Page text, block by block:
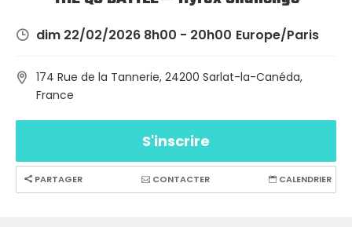
Codes
Promo dim 22/02/2026 8h00 - 20h00 Europe/Paris
174 Rue de la Tannerie, 24200 Sarlat-la-Canéda,
France
S'inscrire
PARTAGER CONTACTER CALENDRIER